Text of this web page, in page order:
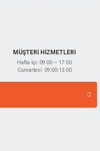
MÜŞTERİ HİZMETLERİ
Hafta İçi: 09:00 – 17:00
Cumartesi: 09:00-13:00